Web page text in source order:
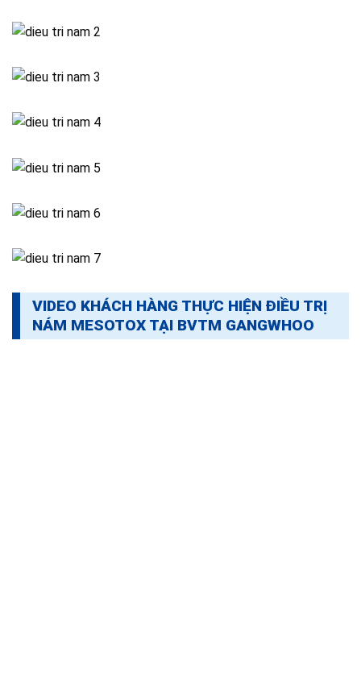
VIDEO KHÁCH HÀNG THỰC HIỆN ĐIỀU TRỊ
NÁM MESOTOX TẠI BVTM GANGWHOO